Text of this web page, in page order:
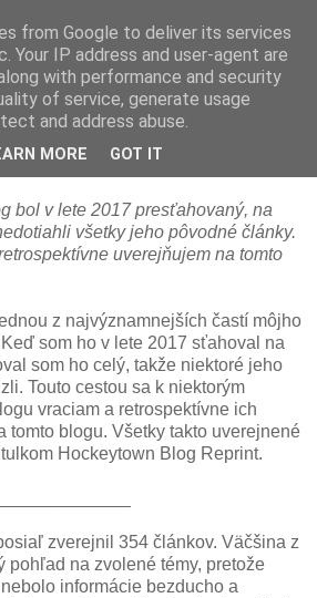
Reprint: O Čechoch a
bol v lete 2017 presťahovaný, na
všetky jeho pôvodné články.
uverejňujem na tomto
z najvýznamnejších častí môjho
som ho v lete 2017 sťahoval na
som ho celý, takže niektoré jeho
Touto cestou sa k niektorým
vraciam a retrospektívne ich
tomto blogu. Všetky takto uverejnené
Hockeytown Blog Reprint.
zverejnil 354 článkov. Väčšina z
pohľad na zvolené témy, pretože
informácie bezducho a
from Google to deliver its services
Your IP address and user-agent are
with performance and security
of service, generate usage
and address abuse.
MORE GOT IT